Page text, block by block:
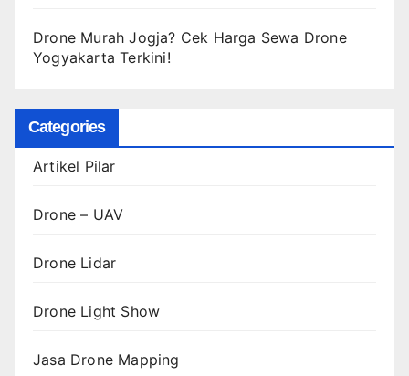
Drone Murah Jogja? Cek Harga Sewa Drone
Yogyakarta Terkini!
Categories
Artikel Pilar
Drone – UAV
Drone Lidar
Drone Light Show
Jasa Drone Mapping